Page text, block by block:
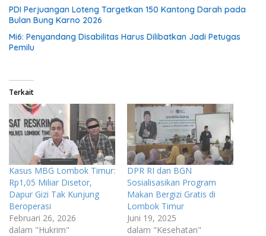
PDI Perjuangan Loteng Targetkan 150 Kantong Darah pada
Bulan Bung Karno 2026
Mi6: Penyandang Disabilitas Harus Dilibatkan Jadi Petugas
Pemilu
Terkait
Kasus MBG Lombok Timur:
Rp1,05 Miliar Disetor,
Dapur Gizi Tak Kunjung
Beroperasi
Februari 26, 2026
dalam "Hukrim"
DPR RI dan BGN
Sosialisasikan Program
Makan Bergizi Gratis di
Lombok Timur
Juni 19, 2025
dalam "Kesehatan"